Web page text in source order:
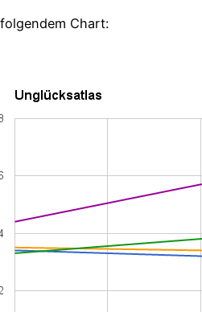
Chart: